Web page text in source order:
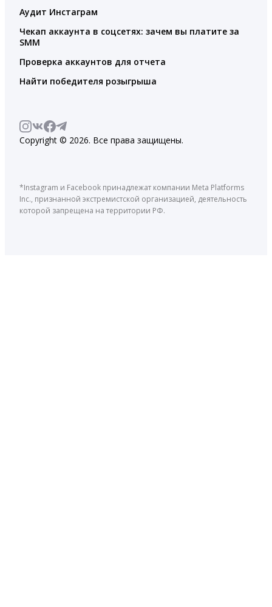
Аудит Инстаграм
Чекап аккаунта в соцсетях: зачем вы платите за
SMM
Проверка аккаунтов для отчета
Найти победителя розыгрыша
Copyright © 2026. Все права защищены.
*Instagram и Facebook принадлежат компании Meta Platforms
Inc., признанной экстремистской организацией, деятельность
которой запрещена на территории РФ.